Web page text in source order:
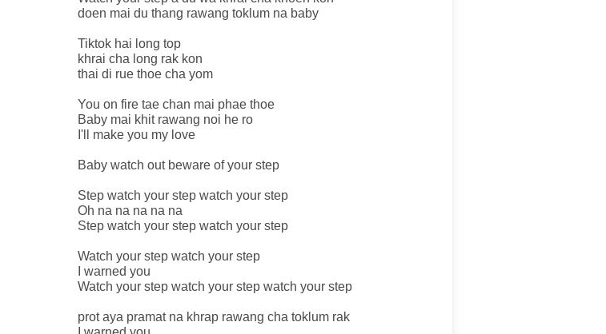
doen mai du thang rawang toklum na baby
Tiktok hai long top
khrai cha long rak kon
thai di rue thoe cha yom
You on fire tae chan mai phae thoe
Baby mai khit rawang noi he ro
I'll make you my love
Baby watch out beware of your step
Step watch your step watch your step
Oh na na na na na
Step watch your step watch your step
Watch your step watch your step
I warned you
Watch your step watch your step watch your step
prot aya pramat na khrap rawang cha toklum rak